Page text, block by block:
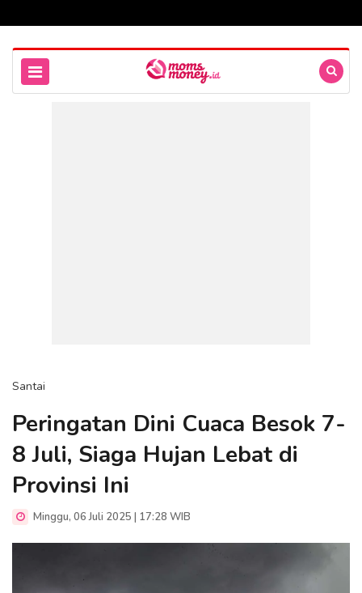
Santai
Peringatan Dini Cuaca Besok 7-
8 Juli, Siaga Hujan Lebat di
Provinsi Ini
Minggu, 06 Juli 2025 | 17:28 WIB